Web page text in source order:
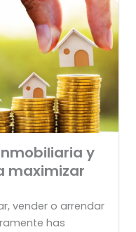
y
maximizar
vender o arrendar
has